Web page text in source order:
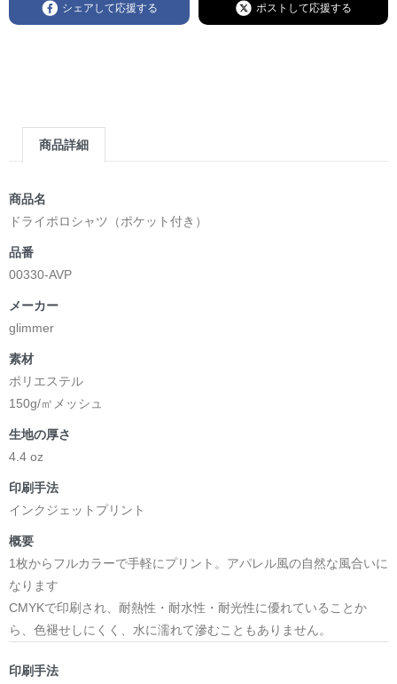
シェアして応援する ポストして応援する
商品詳細
商品名
ドライポロシャツ（ポケット付き）
品番
00330-AVP
メーカー
glimmer
素材
ポリエステル
150g/㎡メッシュ
生地の厚さ
4.4 oz
印刷手法
インクジェットプリント
概要
1枚からフルカラーで手軽にプリント。アパレル風の自然な風合いに
なります
CMYKで印刷され、耐熱性・耐水性・耐光性に優れていることか
ら、色褪せしにくく、水に濡れて滲むこともありません。
印刷手法